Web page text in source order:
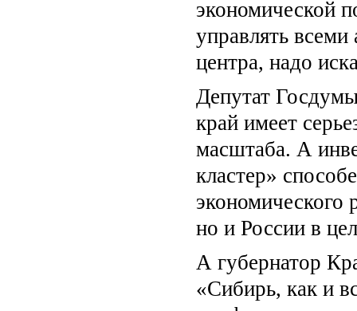
экономической
управлять всеми
центра, надо
Депутат
край имеет
масштаба. А
кластер»
экономического
но и России в
А губернатор
«Сибирь, как и